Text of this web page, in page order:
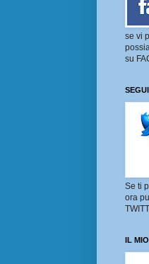
se vi
su
Se ti
ora
IL